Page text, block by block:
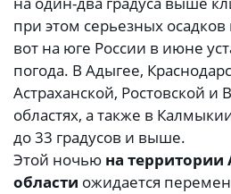
при этом серьезных
вот на юге России в июне
погода. В Адыгее,
Астраханской, Ростовской и
областях, а также в
до 33 градусов и выше.
Этой ночью на территории
области ожидается